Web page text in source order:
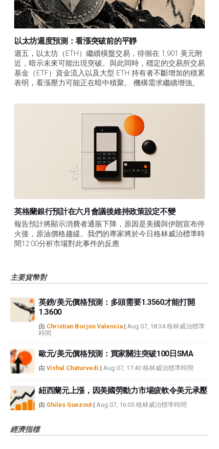
以太坊週度預測：看漲突破前的平靜
週五，以太坊（ETH）繼續橫盤交易，徘徊在 1,901 美元附
近，暗示未來可能出現突破。與此同時，穩定的交易所交易
基金（ETF）資金流入以及大型 ETH 持有者不斷增加的積累
表明，看漲壓力可能正在暗中積聚。 機構需求繼續增強。
英格蘭銀行預計在六月會議後維持政策設定不變
報告預計將顯示消費者通脹下降，原因是美國與伊朗宣布停
火後，原油價格趨緩。我們的專家將於今日格林威治標準時
間12:00分析市場對此事件的反應
主要貨幣對
英鎊/美元價格預測：多頭需要1.3560才能打開
1.3600
由 Christian Borjon Valencia | Aug 07, 18:34 格林威治標準
時間
歐元/美元價格預測：買家關注突破100日SMA
由 Vishal Chaturvedi | Aug 07, 17:40 格林威治標準時間
紐西蘭元上漲，因美國勞動力市場疲軟令美元承壓
由 Ghiles Guezout | Aug 07, 16:05 格林威治標準時間
經濟指標